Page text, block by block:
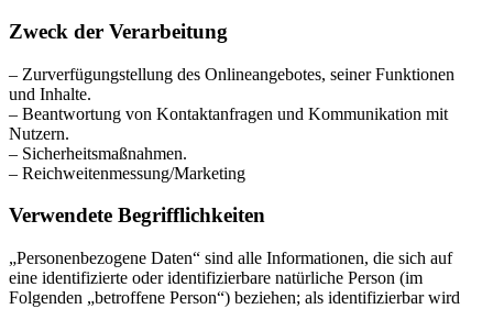
Zweck der Verarbeitung
– Zurverfügungstellung des Onlineangebotes, seiner Funktionen
und Inhalte.
– Beantwortung von Kontaktanfragen und Kommunikation mit
Nutzern.
– Sicherheitsmaßnahmen.
– Reichweitenmessung/Marketing
Verwendete Begrifflichkeiten
„Personenbezogene Daten“ sind alle Informationen, die sich auf
eine identifizierte oder identifizierbare natürliche Person (im
Folgenden „betroffene Person“) beziehen; als identifizierbar wird